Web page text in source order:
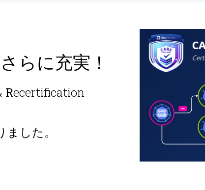
らに充実！
Recertification
した。